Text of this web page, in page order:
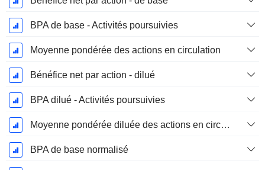
BPA de base - Activités poursuivies
Moyenne pondérée des actions en circulation
Bénéfice net par action - dilué
BPA dilué - Activités poursuivies
Moyenne pondérée diluée des actions en circulation
BPA de base normalisé